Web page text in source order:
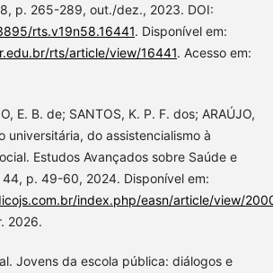
p. 265-289, out./dez., 2023. DOI:
rts.v19n58.16441. Disponível em:
rts/article/view/16441. Acesso em:
E. B. de; SANTOS, K. P. F. dos; ARAÚJO,
universitária, do assistencialismo à
Estudos Avançados sobre Saúde e
p. 49-60, 2024. Disponível em:
index.php/easn/article/view/
2026.
Jovens da escola pública: diálogos e